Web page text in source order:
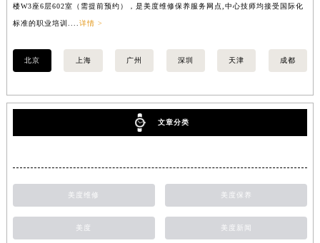
楼W3座6层602室（需提前预约），是美度维修保养服务网点,中心技师均接受国际化
标准的职业培训.... 详情 >
北京 上海 广州 深圳 天津 成都
文章分类
美度维修 美度保养
美度 美度新闻